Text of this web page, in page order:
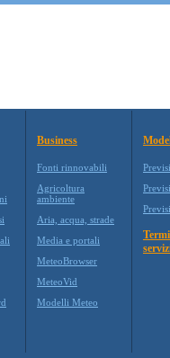
Business
Fonti rinnovabili
Agricoltura
ambiente
Aria, acqua, strade
Media e portali
MeteoBrowser
MeteoVid
Modelli Meteo